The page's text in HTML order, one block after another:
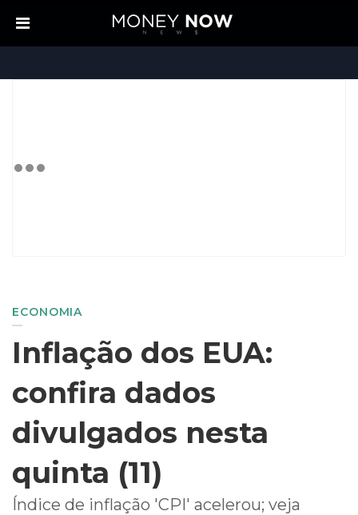
ECONOMIA
Inflação dos EUA:
confira dados
divulgados nesta
quinta (11)
Índice de inflação 'CPI' acelerou; veja